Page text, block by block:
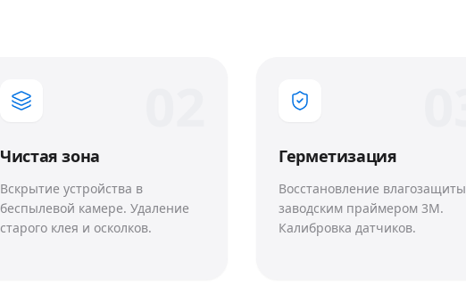
Чистая зона
Вскрытие устройства в
беспылевой камере. Удаление
старого клея и осколков.
Герметизация
Восстановление влагозащиты
заводским праймером 3M.
Калибровка датчиков.